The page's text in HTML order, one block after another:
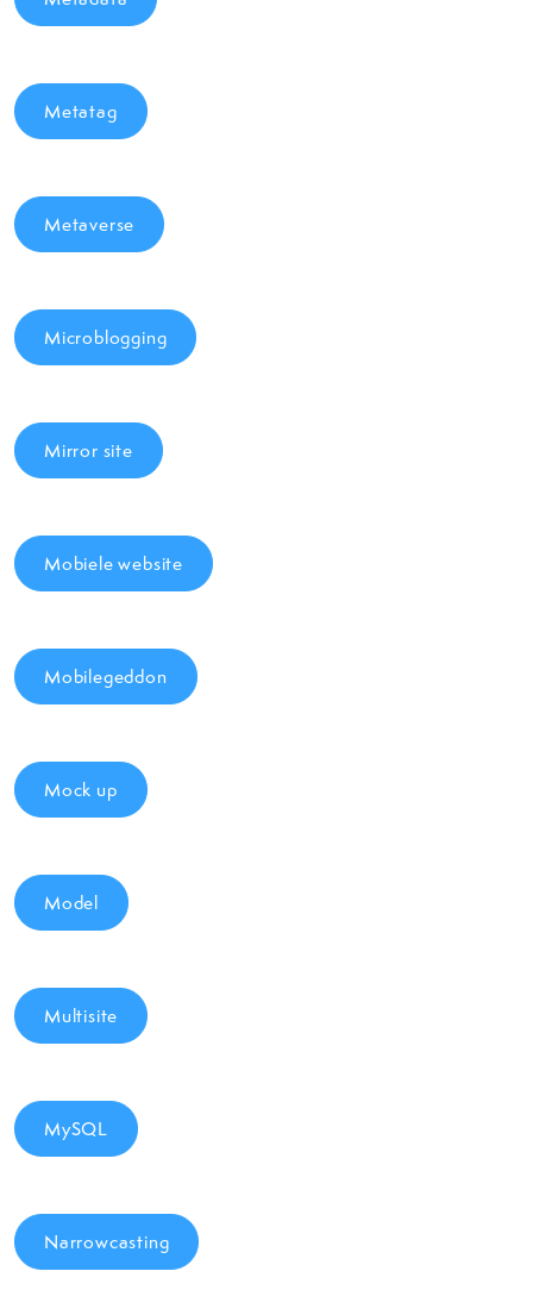
Metatag
Metaverse
Microblogging
Mirror site
Mobiele website
Mobilegeddon
Mock up
Model
Multisite
MySQL
Narrowcasting